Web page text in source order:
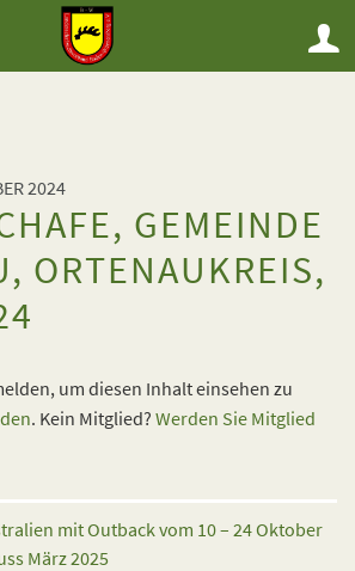
2024
GEMEINDE
ORTENAUKREIS,
um diesen Inhalt einsehen zu
. Kein Mitglied? Werden Sie Mitglied
mit Outback vom 10 – 24 Oktober
März 2025